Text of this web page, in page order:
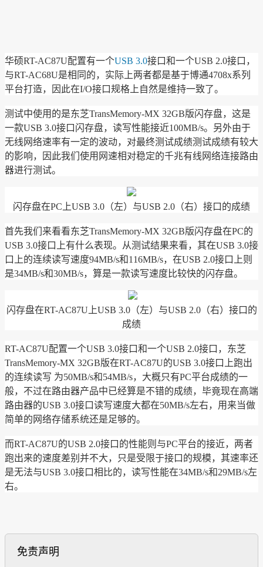
华硕RT-AC87U配置有一个USB 3.0接口和一个USB 2.0接口，
与RT-AC68U是相同的，实际上两者都是基于博通4708x系列
平台打造，因此在I/O接口规格上自然是维持一致了。
测试中使用的是东芝TransMemory-MX 32GB版闪存盘，这是
一款USB 3.0接口闪存盘，读写性能接近100MB/s。另外由于
无线网络速率有一定的波动，对最终测试成绩测试成绩有较大
的影响，因此我们使用网速相对稳定的千兆有线网络连接路由
器进行测试。
闪存盘在PC上USB 3.0（左）与USB 2.0（右）接口的成绩
首先我们来看看东芝TransMemory-MX 32GB版闪存盘在PC的
USB 3.0接口上有什么表现。从测试结果来看，其在USB 3.0接
口上的连续读写速度94MB/s和116MB/s，在USB 2.0接口上则
是34MB/s和30MB/s，算是一款读写速度比较快的闪存盘。
闪存盘在RT-AC87U上USB 3.0（左）与USB 2.0（右）接口的
成绩
RT-AC87U配置一个USB 3.0接口和一个USB 2.0接口，东芝
TransMemory-MX 32GB版在RT-AC87U的USB 3.0接口上跑出
的连续读写 为50MB/s和54MB/s，大概只有PC平台成绩的一
般，不过在路由器产品中已经算是不错的成绩，毕竟现在高端
路由器的USB 3.0接口读写速度大都在50MB/s左右，用来当做
简单的网络存储系统还是足够的。
而RT-AC87U的USB 2.0接口的性能则与PC平台的接近，两者
跑出来的速度差别并不大，只是受限于接口的规模，其速率还
是无法与USB 3.0接口相比的，读写性能在34MB/s和29MB/s左
右。
免责声明